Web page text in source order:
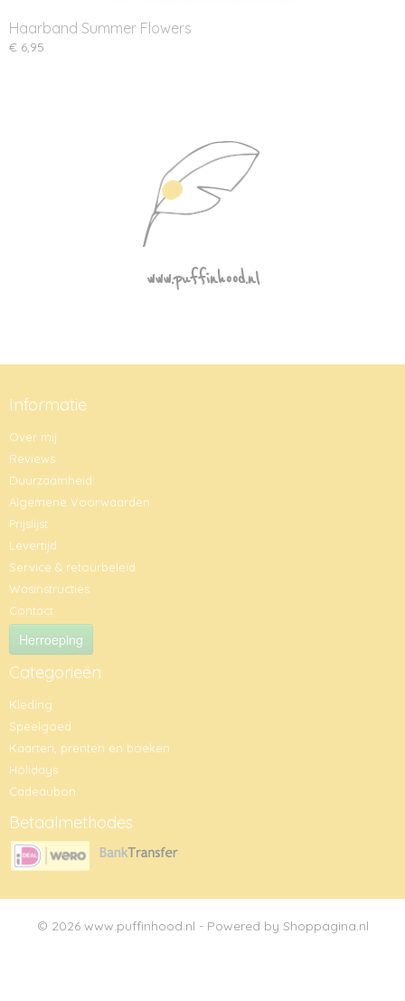
Haarband Summer Flowers
€ 6,95
www.puffinhood.nl
Informatie
Over mij
Reviews
Duurzaamheid
Algemene Voorwaarden
Prijslijst
Levertijd
Service & retourbeleid
Wasinstructies
Contact
Herroeping
Categorieën
Kleding
Speelgoed
Kaarten, prenten en boeken
Holidays
Cadeaubon
Betaalmethodes
© 2026 www.puffinhood.nl - Powered by Shoppagina.nl